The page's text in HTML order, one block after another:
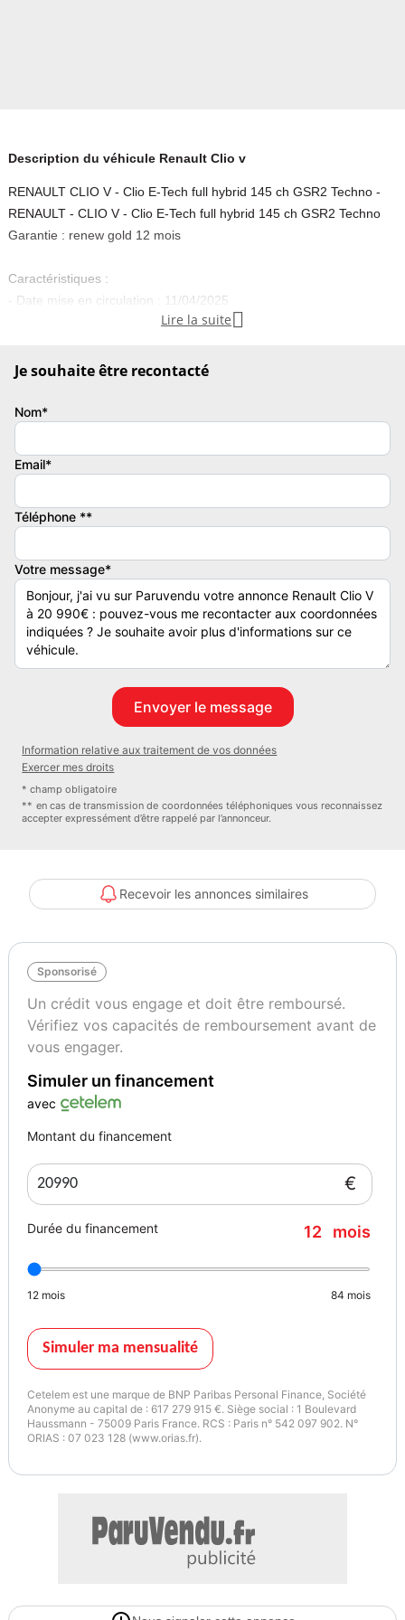
Description du véhicule Renault Clio v
RENAULT CLIO V - Clio E-Tech full hybrid 145 ch GSR2 Techno -
RENAULT - CLIO V - Clio E-Tech full hybrid 145 ch GSR2 Techno
Garantie : renew gold 12 mois
Caractéristiques :
- Date mise en circulation : 11/04/2025
- Nbr portes : 5
- Type de boite : Automatique
- Couleur extérieure : NOIR ETOILE
- Couleur intérieure : DRAP
- Taux d'émission de CO2 : 96
- Longueur : 4053 cm
- Largeur : 1798 cm
- Hauteur : 1439 cm
- Empattement : 2583 cm
- Volume : 301 L
- Vide : 1273
- Direction assistée
- Système de contrôle de pression des pneumatiques RDC
- Verrouillage centralisé
- Vitres AR surteintées
- Déconnection airbag passager AV
- Kit de gonflage
- Système ISOFIX aux places latérales AR et passager AV
- Airbags conducteur et passager
- Carte "Mains libres"
- Alerte d'oubli de ceinture de sécurité
- Aide au démarrage en côte
- Assistant maintien de voie
- Compteur Numérique 7"
- Accoudoir central avec rangement
- Appuie-têtes AR
- Climatisation automatique
- Harmonie noire
- Allumage automatique des essuie-glaces
- Eclairage AV et AR Full LED Pure Vision
- Cartographie Standard
- Caméra AR
- Liseuses AVet AR à LED
- Réplication smartphone sans fil
- Lève-vitres AV électriques
- Jantes alliage 16'' Boavista black
- Protection inférieur de porte chromé
cuivre
Lire la suite 
Je souhaite être recontacté
Nom*
Email*
Téléphone **
Votre message*
Information relative aux traitement de vos données
Exercer mes droits
* champ obligatoire
** en cas de transmission de coordonnées téléphoniques vous reconnaissez
accepter expressément d’être rappelé par l’annonceur.
Recevoir les annonces similaires
Sponsorisé
Un crédit vous engage et doit être remboursé.
Vérifiez vos capacités de remboursement avant de
vous engager.
Simuler un financement
avec
Montant du financement
€
Durée du financement 12 mois
12 mois 84 mois
Simuler ma mensualité
Cetelem est une marque de BNP Paribas Personal Finance, Société
Anonyme au capital de : 617 279 915 €. Siège social : 1 Boulevard
Haussmann - 75009 Paris France. RCS : Paris n° 542 097 902. N°
ORIAS : 07 023 128 (www.orias.fr).